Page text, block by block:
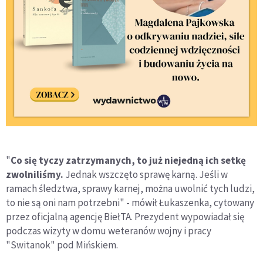
"Co się tyczy zatrzymanych, to już niejedną ich setkę
zwolniliśmy. Jednak wszczęto sprawę karną. Jeśli w
ramach śledztwa, sprawy karnej, można uwolnić tych ludzi,
to nie są oni nam potrzebni" - mówił Łukaszenka, cytowany
przez oficjalną agencję BiełTA. Prezydent wypowiadał się
podczas wizyty w domu weteranów wojny i pracy
"Switanok" pod Mińskiem.